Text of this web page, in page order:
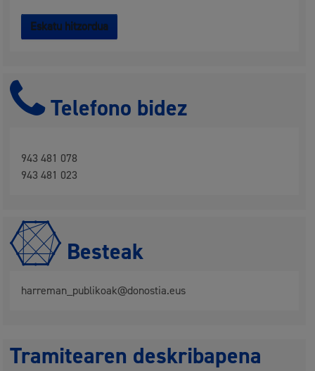
Eskatu hitzordua
Telefono bidez
943 481 078
943 481 023
Besteak
harreman_publikoak@donostia.eus
Tramitearen deskribapena